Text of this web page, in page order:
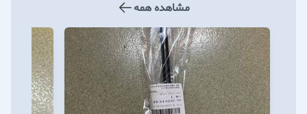
مشاهده همه